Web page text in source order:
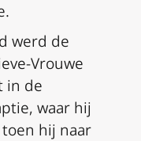
werd de
Vrouwe
in de
waar hij
hij naar